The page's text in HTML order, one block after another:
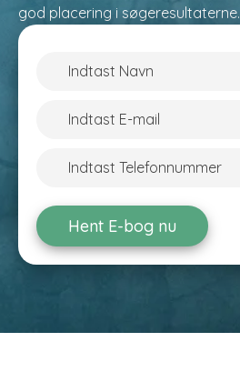
god placering i søgeresultaterne.
Hent E-bog nu